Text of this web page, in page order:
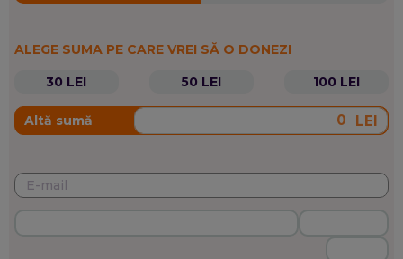
ALEGE SUMA PE CARE VREI SĂ O DONEZI
30 LEI
50 LEI 100 LEI
Altă sumă LEI